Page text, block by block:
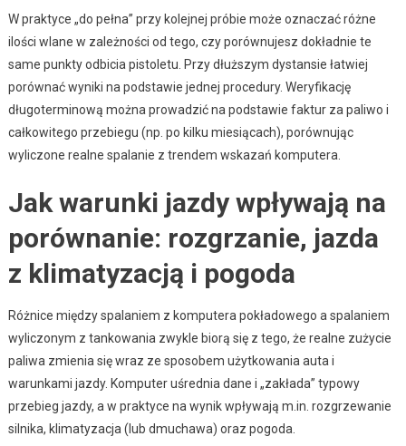
W praktyce „do pełna” przy kolejnej próbie może oznaczać różne
ilości wlane w zależności od tego, czy porównujesz dokładnie te
same punkty odbicia pistoletu. Przy dłuższym dystansie łatwiej
porównać wyniki na podstawie jednej procedury. Weryfikację
długoterminową można prowadzić na podstawie faktur za paliwo i
całkowitego przebiegu (np. po kilku miesiącach), porównując
wyliczone realne spalanie z trendem wskazań komputera.
Jak warunki jazdy wpływają na
porównanie: rozgrzanie, jazda
z klimatyzacją i pogoda
Różnice między spalaniem z komputera pokładowego a spalaniem
wyliczonym z tankowania zwykle biorą się z tego, że realne zużycie
paliwa zmienia się wraz ze sposobem użytkowania auta i
warunkami jazdy. Komputer uśrednia dane i „zakłada” typowy
przebieg jazdy, a w praktyce na wynik wpływają m.in. rozgrzewanie
silnika, klimatyzacja (lub dmuchawa) oraz pogoda.